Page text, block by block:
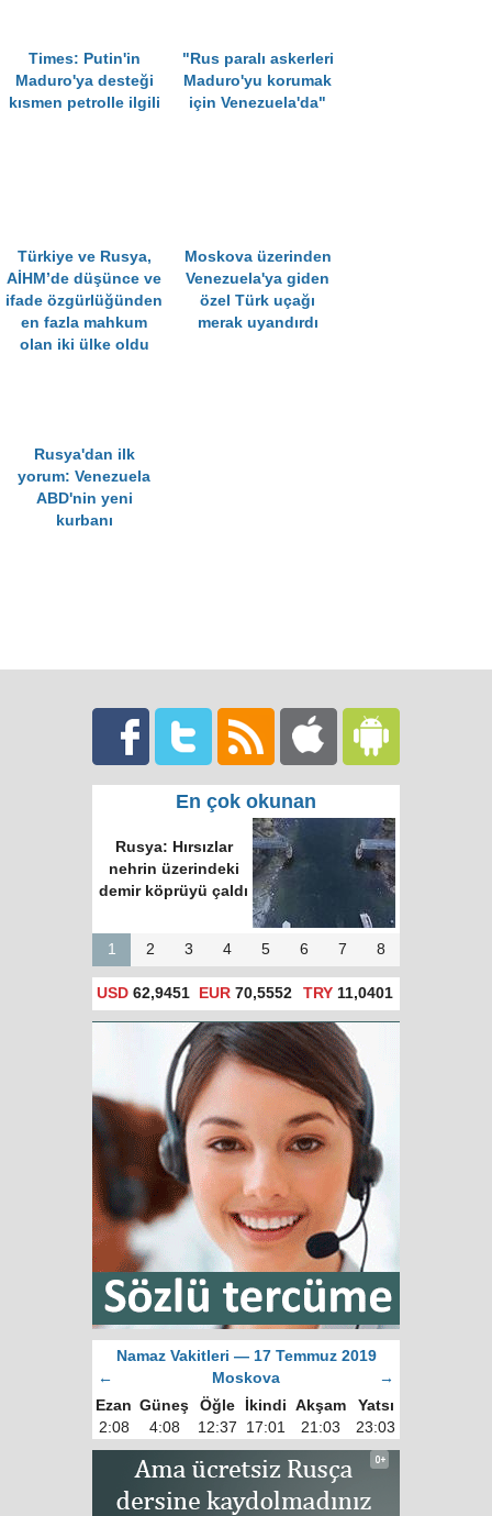
Times: Putin'in
Maduro'ya desteği
kısmen petrolle ilgili
"Rus paralı askerleri
Maduro'yu korumak
için Venezuela'da"
Türkiye ve Rusya,
AİHM’de düşünce ve
ifade özgürlüğünden
en fazla mahkum
olan iki ülke oldu
Moskova üzerinden
Venezuela'ya giden
özel Türk uçağı
merak uyandırdı
Rusya'dan ilk
yorum: Venezuela
ABD'nin yeni
kurbanı
En çok okunan
Rusya: Hırsızlar
nehrin üzerindeki
demir köprüyü çaldı
1 2 3 4 5 6 7 8
USD 62,9451 EUR 70,5552 TRY 11,0401
Namaz Vakitleri — 17 Temmuz 2019
←
Moskova
→
Ezan Güneş Öğle İkindi Akşam
Yatsı
2:08
4:08 12:37 17:01 21:03 23:03